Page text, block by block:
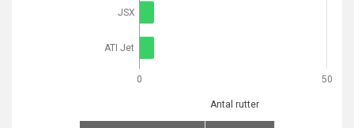
0 50
Antal rutter
JSX
ATI Jet